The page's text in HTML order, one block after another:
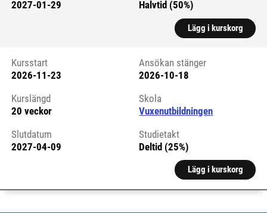
2027-01-29
Halvtid (50%)
Lägg i kurskorg
Kursstart 6326539
Kursstart
2026-11-23
Ansökan stänger
2026-10-18
Kurslängd
20 veckor
Skola
Vuxenutbildningen
Slutdatum
2027-04-09
Studietakt
Deltid (25%)
Lägg i kurskorg